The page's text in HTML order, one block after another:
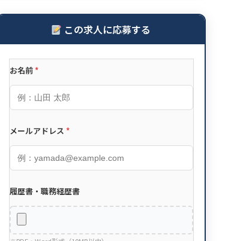
この求人に応募する
お名前 *
メールアドレス *
履歴書・職務経歴書